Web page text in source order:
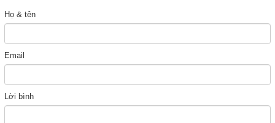
Họ & tên
Email
Lời bình